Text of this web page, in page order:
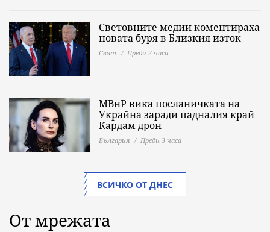
Световните медии коментираха
новата буря в Близкия изток
Свят Преди 2 часа
МВнР вика посланичката на
Украйна заради падналия край
Кардам дрон
България Преди 3 часа
ВСИЧКО ОТ ДНЕС
От мрежата